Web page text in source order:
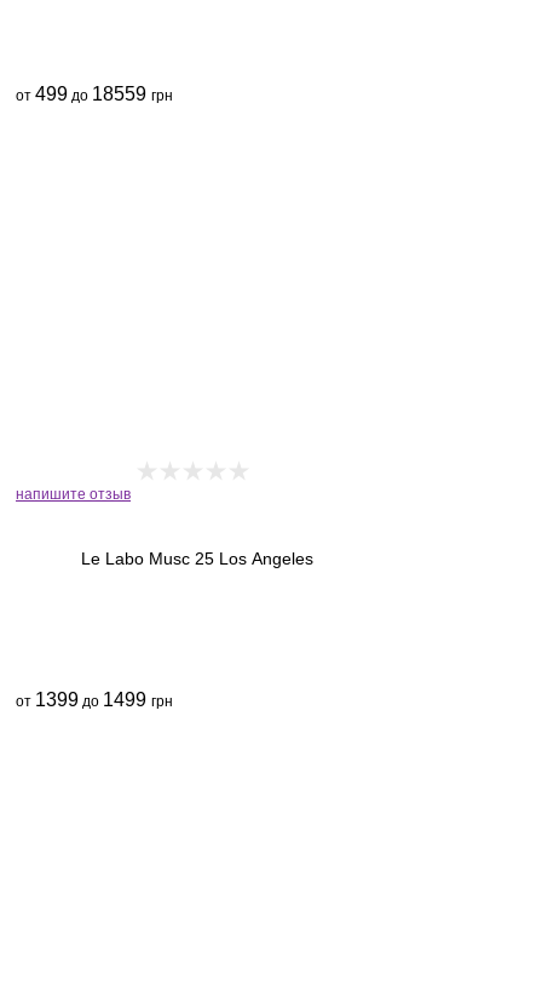
от 499 до 18559 грн
напишите отзыв
Le Labo Musc 25 Los Angeles
от 1399 до 1499 грн